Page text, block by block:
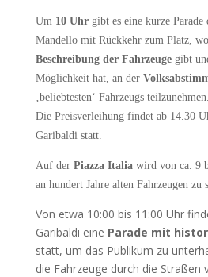
Um 10 Uhrgibt es eine kurze Parade
Mandello mit Rückkehr zum Platz,
Beschreibung der Fahrzeugegibt
Möglichkeit hat, an der
‚beliebtesten‘ Fahrzeugs teilzunehmen.
Die Preisverleihung findet ab 14.30
Garibaldi statt.
Auf der Piazza Italiawird von ca. 9
an hundert Jahre alten Fahrzeugen zu
Von etwa 10:00 bis 11:00 Uhr
Garibaldi eine Parade mit
statt, um das Publikum zu
die Fahrzeuge durch die Straßen